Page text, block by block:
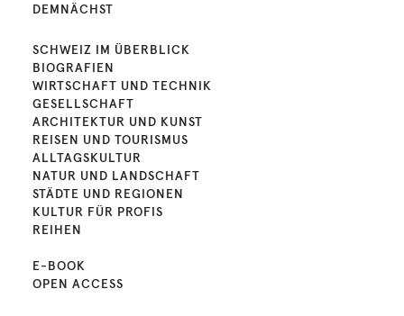
DEMNÄCHST
SCHWEIZ IM ÜBERBLICK
BIOGRAFIEN
WIRTSCHAFT UND TECHNIK
GESELLSCHAFT
ARCHITEKTUR UND KUNST
REISEN UND TOURISMUS
ALLTAGSKULTUR
NATUR UND LANDSCHAFT
STÄDTE UND REGIONEN
KULTUR FÜR PROFIS
REIHEN
E-BOOK
OPEN ACCESS